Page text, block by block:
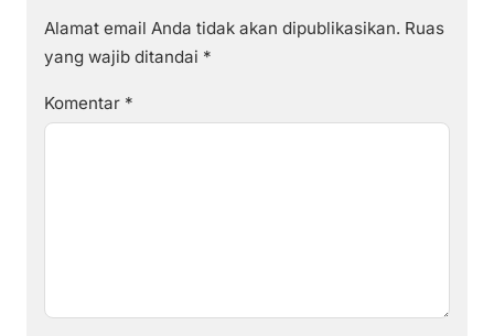
Alamat email Anda tidak akan dipublikasikan. Ruas
yang wajib ditandai *
Komentar *